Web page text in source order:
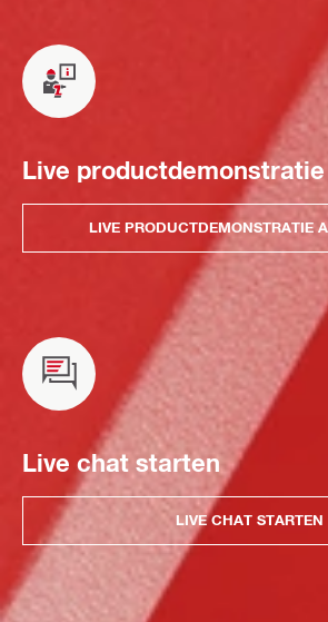
Live
LIVE PRODUCTDEMONSTRATIE
Live chat starten
LIVE CHAT STARTEN